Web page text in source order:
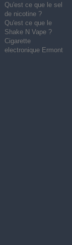
Qu'est ce que le sel
de nicotine ?
Qu'est ce que le
Shake N Vape ?
Cigarette
electronique Ermont